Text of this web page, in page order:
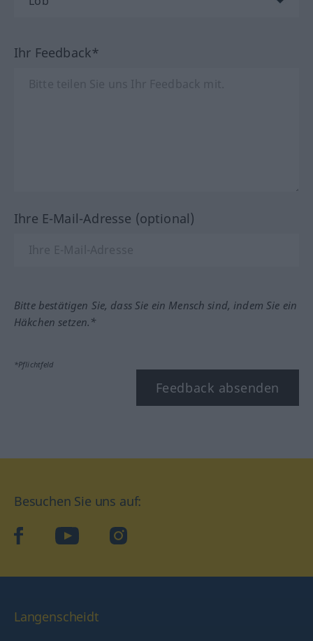
Ihr Feedback*
Ihre E-Mail-Adresse (optional)
Bitte bestätigen Sie, dass Sie ein Mensch sind, indem Sie ein
Häkchen setzen.*
*Pflichtfeld
Feedback absenden
Besuchen Sie uns auf:
facebookYouTube Instagram
Langenscheidt